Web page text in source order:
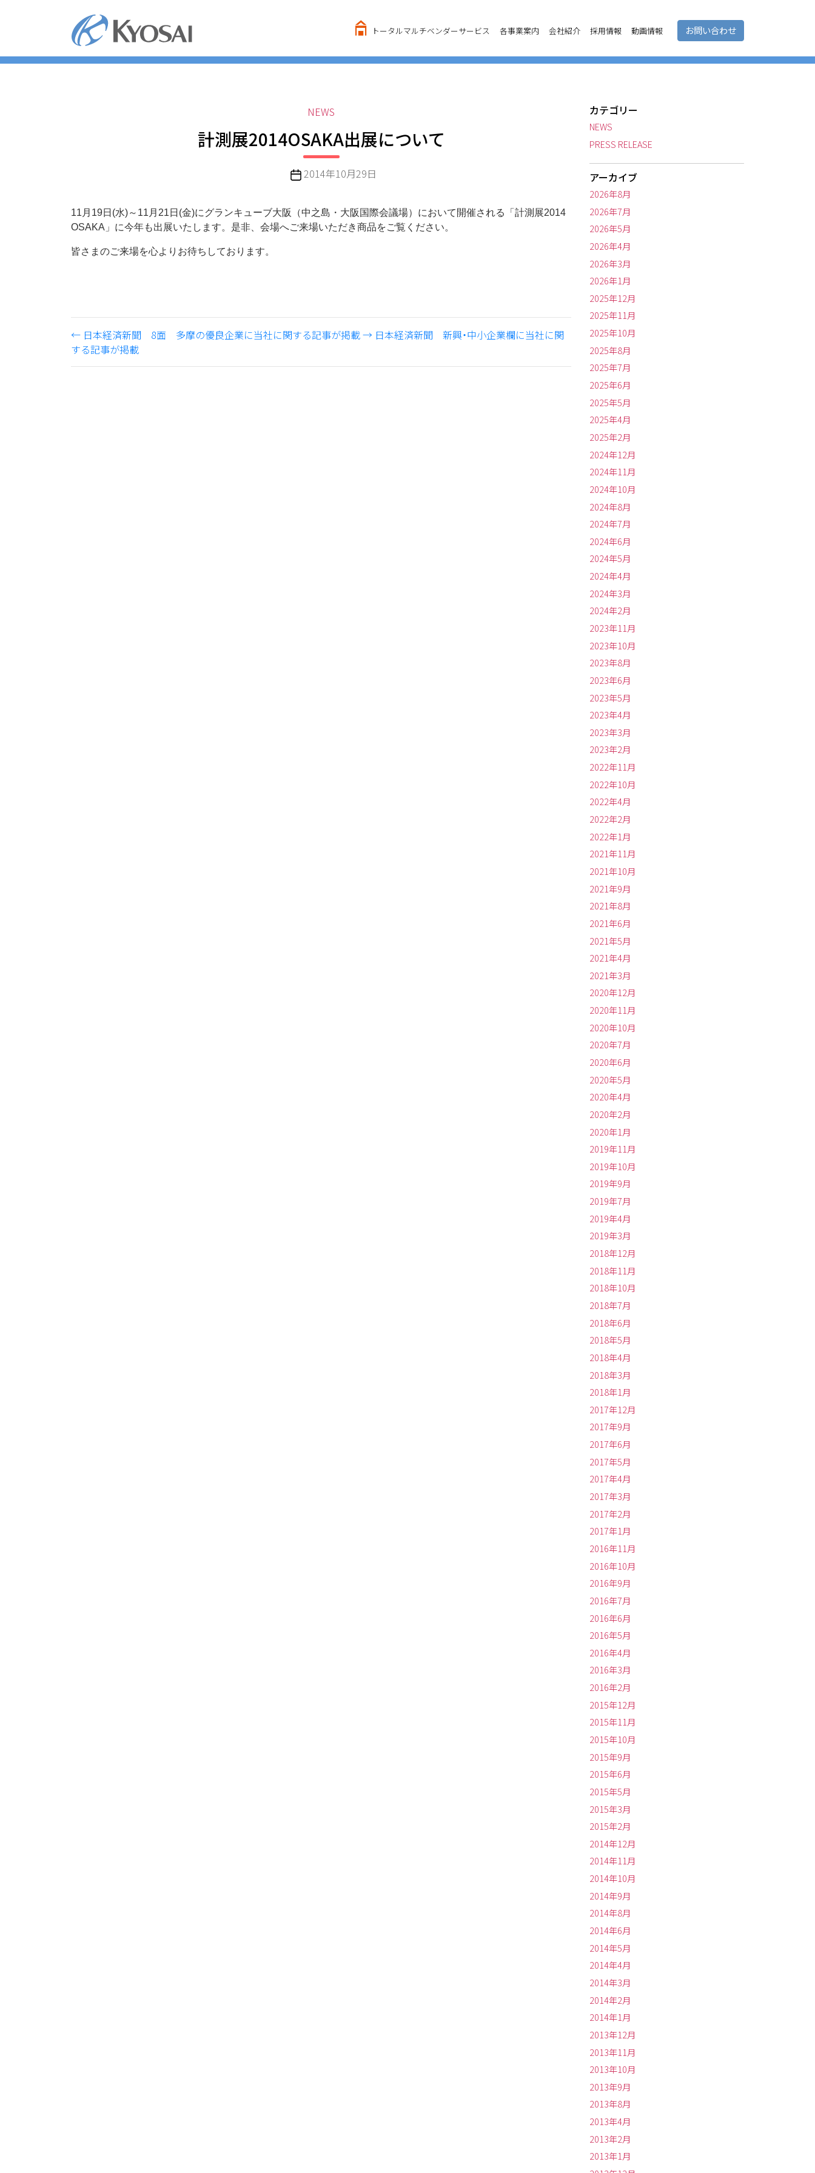
ツ
トータルマルチベンダーサービス 各事業案内 会社紹介 採用情報 動画情報 お問い合わせ
カ
ゴ
リ
ー
NEWS
計測展2014OSAKA出展について
投 2014年10月29日
11月19日(水)～11月21日(金)にグランキューブ大阪（中之島・大阪国際会議場）において開催される「計測展2014
OSAKA」に今年も出展いたします。是非、会場へご来場いただき商品をご覧ください。
皆さまのご来場を心よりお待ちしております。
← 日本経済新聞 8面 多摩の優良企業に当社に関する記事が掲載→ 日本経済新聞 新興・中小企業欄に当社に関
する記事が掲載
カテゴリー
NEWS
PRESS RELEASE
アーカイブ
2026年8月
2026年7月
2026年5月
2026年4月
2026年3月
2026年1月
2025年12月
2025年11月
2025年10月
2025年8月
2025年7月
2025年6月
2025年5月
2025年4月
2025年2月
2024年12月
2024年11月
2024年10月
2024年8月
2024年7月
2024年6月
2024年5月
2024年4月
2024年3月
2024年2月
2023年11月
2023年10月
2023年8月
2023年6月
2023年5月
2023年4月
2023年3月
2023年2月
2022年11月
2022年10月
2022年4月
2022年2月
2022年1月
2021年11月
2021年10月
2021年9月
2021年8月
2021年6月
2021年5月
2021年4月
2021年3月
2020年12月
2020年11月
2020年10月
2020年7月
2020年6月
2020年5月
2020年4月
2020年2月
2020年1月
2019年11月
2019年10月
2019年9月
2019年7月
2019年4月
2019年3月
2018年12月
2018年11月
2018年10月
2018年7月
2018年6月
2018年5月
2018年4月
2018年3月
2018年1月
2017年12月
2017年9月
2017年6月
2017年5月
2017年4月
2017年3月
2017年2月
2017年1月
2016年11月
2016年10月
2016年9月
2016年7月
2016年6月
2016年5月
2016年4月
2016年3月
2016年2月
2015年12月
2015年11月
2015年10月
2015年9月
2015年6月
2015年5月
2015年3月
2015年2月
2014年12月
2014年11月
2014年10月
2014年9月
2014年8月
2014年6月
2014年5月
2014年4月
2014年3月
2014年2月
2014年1月
2013年12月
2013年11月
2013年10月
2013年9月
2013年8月
2013年4月
2013年2月
2013年1月